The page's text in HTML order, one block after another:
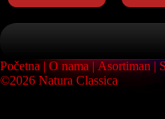
Početna O nama Asortiman
©2026 Natura Classica